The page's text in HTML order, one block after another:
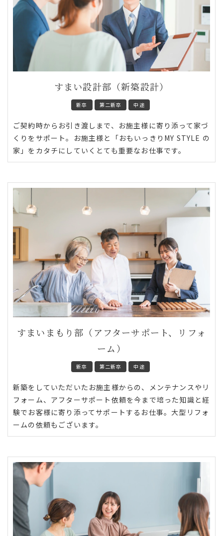
すまい設計部（新築設計）
新卒 第二新卒 中途
ご契約時からお引き渡しまで、お施主様に寄り添って家づ
くりをサポート。お施主様と「おもいっきりMY STYLE の
家」をカタチにしていくとても重要なお仕事です。
すまいまもり部（アフターサポート、リフォ
ーム）
新卒 第二新卒 中途
新築をしていただいたお施主様からの、メンテナンスやリ
フォーム、アフターサポート依頼を今まで培った知識と経
験でお客様に寄り添ってサポートするお仕事。大型リフォ
ームの依頼もございます。